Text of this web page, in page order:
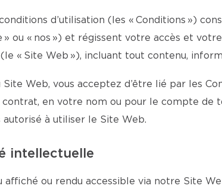
d’utilisation (les « Conditions »)
» ou « nos ») et régissent votre accès et
« Site Web »), incluant tout contenu,
Site Web, vous acceptez d’être lié par les
en votre nom ou pour le compte de
autorisé à utiliser le Site Web.
intellectuelle
affiché ou rendu accessible via notre Site